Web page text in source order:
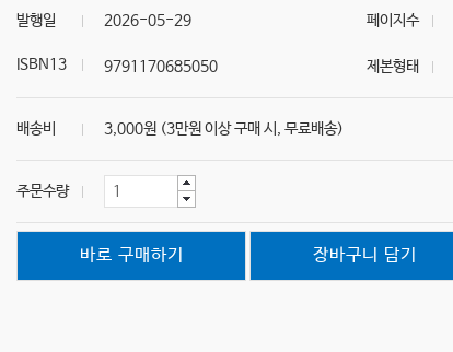
발행일 2026-05-29 페이지수
ISBN13 9791170685050 제본형태
배송비 3,000원 (3만원 이상 구매 시, 무료배송)
주문수량
바로 구매하기 장바구니 담기